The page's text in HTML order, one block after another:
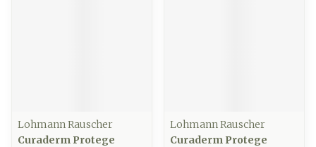
Lohmann Rauscher
Curaderm Protege
Lohmann Rauscher
Curaderm Protege